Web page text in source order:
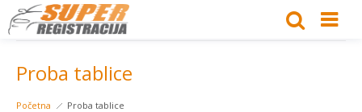
Proba tablice
Početna Proba tablice